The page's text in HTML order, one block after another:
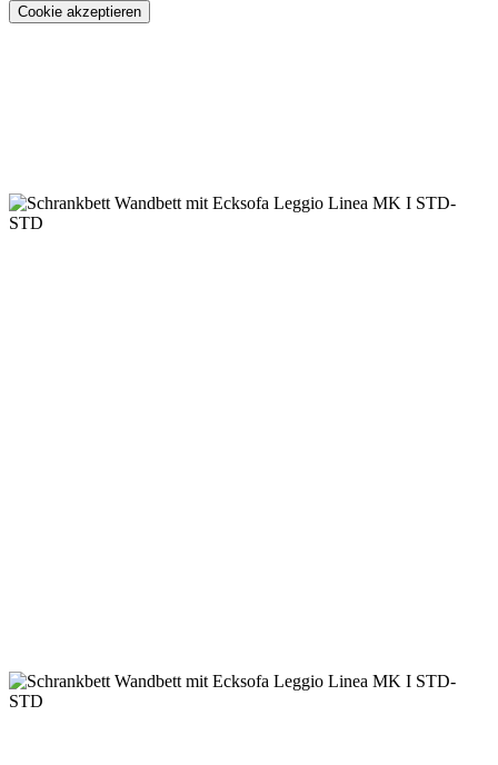
Cookie akzeptieren